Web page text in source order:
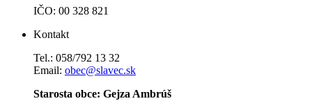
IČO: 00 328 821
Kontakt
Tel.: 058/792 13 32
Email: obec@slavec.sk
Starosta obce: Gejza Ambrúš